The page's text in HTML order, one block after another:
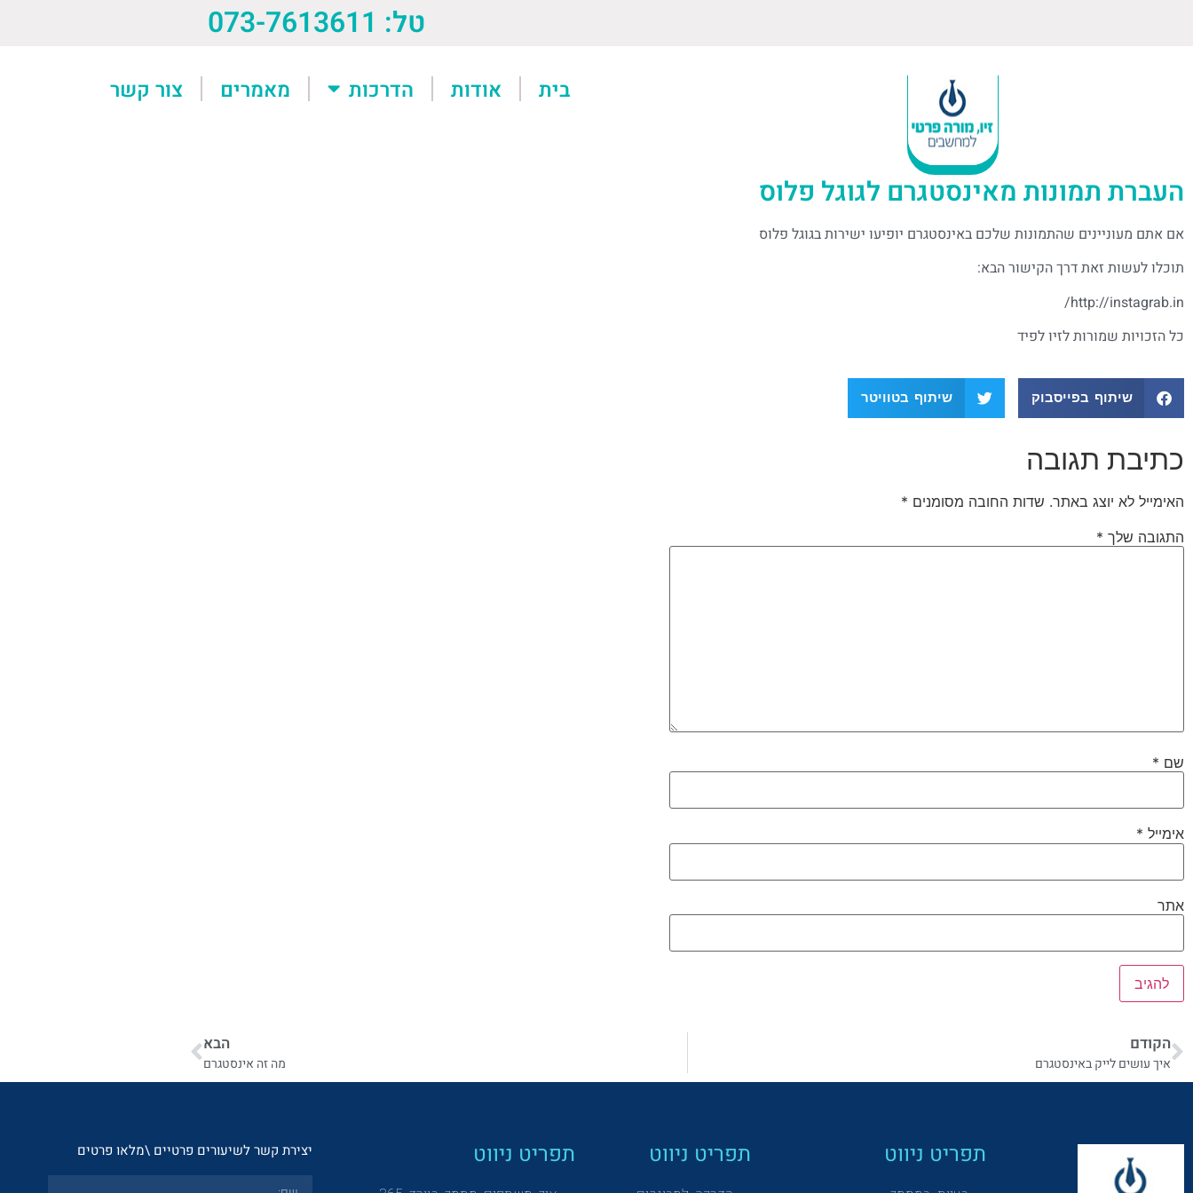
טל: 073-7613611
בית אודות הדרכות מאמרים צור קשר
העברת תמונות מאינסטגרם לגוגל פלוס
אם אתם מעוניינים שהתמונות שלכם באינסטגרם יופיעו ישירות בגוגל פלוס
תוכלו לעשות זאת דרך הקישור הבא:
http://instagrab.in/
כל הזכויות שמורות לזיו לפיד
שיתוף בפייסבוק שיתוף בטוויטר
כתיבת תגובה
האימייל לא יוצג באתר. שדות החובה מסומנים *
התגובה שלך *
שם *
אימייל *
אתר
הקודם
איך עושים לייק באינסטגרם
הבא
מה זה אינסטגרם
תפריט ניווט תפריט ניווט תפריט ניווט יצירת קשר לשיעורים פרטיים \מלאו פרטים